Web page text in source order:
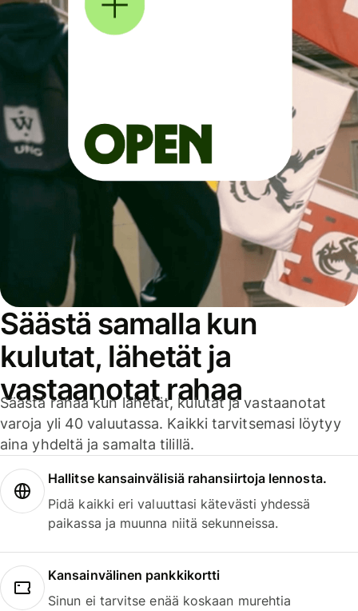
Säästä samalla kun
kulutat, lähetät ja
vastaanotat rahaa
Säästä rahaa kun lähetät, kulutat ja vastaanotat
varoja yli 40 valuutassa. Kaikki tarvitsemasi löytyy
aina yhdeltä ja samalta tilillä.
Hallitse kansainvälisiä rahansiirtoja lennosta.
Pidä kaikki eri valuuttasi kätevästi yhdessä
paikassa ja muunna niitä sekunneissa.
Kansainvälinen pankkikortti
Sinun ei tarvitse enää koskaan murehtia